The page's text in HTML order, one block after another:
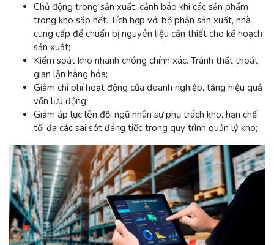
Chủ động trong sản xuất: cảnh báo khi các sản phẩm
trong kho sắp hết. Tích hợp với bộ phận sản xuất, nhà
cung cấp để chuẩn bị nguyên liệu cần thiết cho kế hoạch
sản xuất;
Kiểm soát kho nhanh chóng chính xác. Tránh thất thoát,
gian lận hàng hóa;
Giảm chi phí hoạt động của doanh nghiệp, tăng hiệu quả
vốn lưu động;
Giảm áp lực lên đội ngũ nhân sự phụ trách kho, hạn chế
tối đa các sai sót đáng tiếc trong quy trình quản lý kho;